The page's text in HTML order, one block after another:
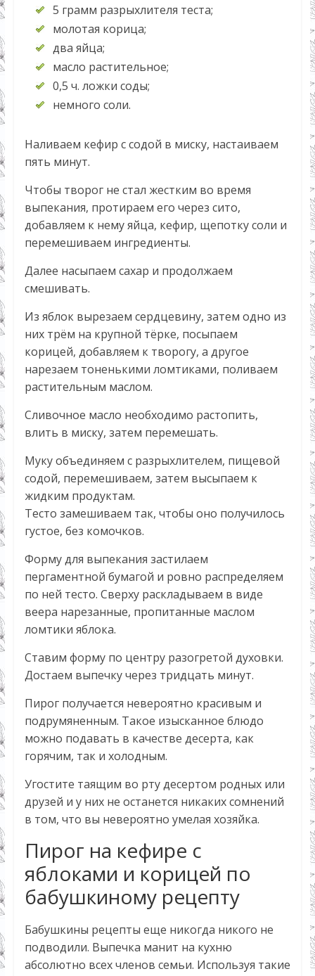
5 грамм разрыхлителя теста;
молотая корица;
два яйца;
масло растительное;
0,5 ч. ложки соды;
немного соли.
Наливаем кефир с содой в миску, настаиваем
пять минут.
Чтобы творог не стал жестким во время
выпекания, протираем его через сито,
добавляем к нему яйца, кефир, щепотку соли и
перемешиваем ингредиенты.
Далее насыпаем сахар и продолжаем
смешивать.
Из яблок вырезаем сердцевину, затем одно из
них трём на крупной тёрке, посыпаем
корицей, добавляем к творогу, а другое
нарезаем тоненькими ломтиками, поливаем
растительным маслом.
Сливочное масло необходимо растопить,
влить в миску, затем перемешать.
Муку объединяем с разрыхлителем, пищевой
содой, перемешиваем, затем высыпаем к
жидким продуктам.
Тесто замешиваем так, чтобы оно получилось
густое, без комочков.
Форму для выпекания застилаем
пергаментной бумагой и ровно распределяем
по ней тесто. Сверху раскладываем в виде
веера нарезанные, пропитанные маслом
ломтики яблока.
Ставим форму по центру разогретой духовки.
Достаем выпечку через тридцать минут.
Пирог получается невероятно красивым и
подрумяненным. Такое изысканное блюдо
можно подавать в качестве десерта, как
горячим, так и холодным.
Угостите таящим во рту десертом родных или
друзей и у них не останется никаких сомнений
в том, что вы невероятно умелая хозяйка.
Пирог на кефире с
яблоками и корицей по
бабушкиному рецепту
Бабушкины рецепты еще никогда никого не
подводили. Выпечка манит на кухню
абсолютно всех членов семьи. Используя такие